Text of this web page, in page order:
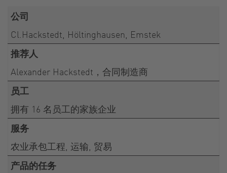
公司
Cl.Hackstedt, Höltinghausen, Emstek
推荐人
Alexander Hackstedt，合同制造商
员工
拥有 16 名员工的家族企业
服务
农业承包工程, 运输, 贸易
产品的任务